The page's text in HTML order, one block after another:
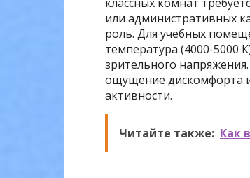
или административных
роль. Для учебных
температура (4000-5000
зрительного
ощущение дискомфорта и
активности.
Читайте также: Как